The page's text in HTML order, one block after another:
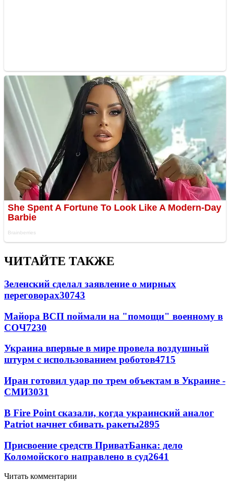
ЧИТАЙТЕ ТАКЖЕ
Зеленский сделал заявление о мирных
переговорах30743
Майора ВСП поймали на "помощи" военному в
СОЧ7230
Украина впервые в мире провела воздушный
штурм с использованием роботов4715
Иран готовил удар по трем объектам в Украине -
СМИ3031
В Fire Point сказали, когда украинский аналог
Patriot начнет сбивать ракеты2895
Присвоение средств ПриватБанка: дело
Коломойского направлено в суд2641
Читать комментарии